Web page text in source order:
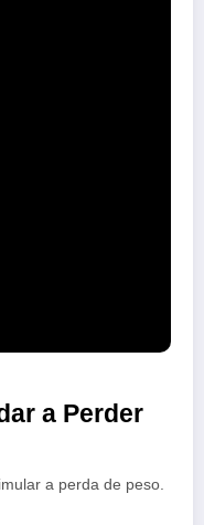
a Perder
a perda de peso.